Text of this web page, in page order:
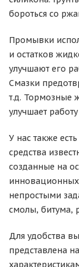
бороться со
Промывки
и остатков
улучшают его
Смазки
т.д. Тормозные
улучшает
У нас также
средства
созданные на
инновационных
непростыми
смолы, битума,
Для удобства
представлена